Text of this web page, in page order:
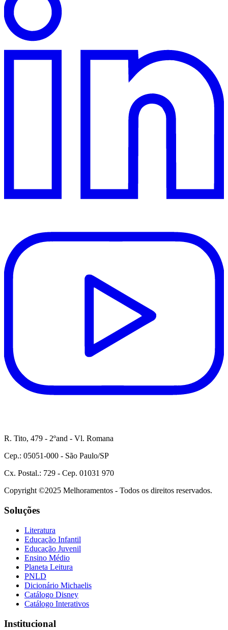
R. Tito, 479 - 2ºand - Vl. Romana
Cep.: 05051-000 - São Paulo/SP
Cx. Postal.: 729 - Cep. 01031 970
Copyright ©2025 Melhoramentos - Todos os direitos reservados.
Soluções
Literatura
Educação Infantil
Educação Juvenil
Ensino Médio
Planeta Leitura
PNLD
Dicionário Michaelis
Catálogo Disney
Catálogo Interativos
Institucional